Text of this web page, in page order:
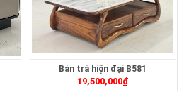
Bàn trà hiện đại B581
19,500,000₫